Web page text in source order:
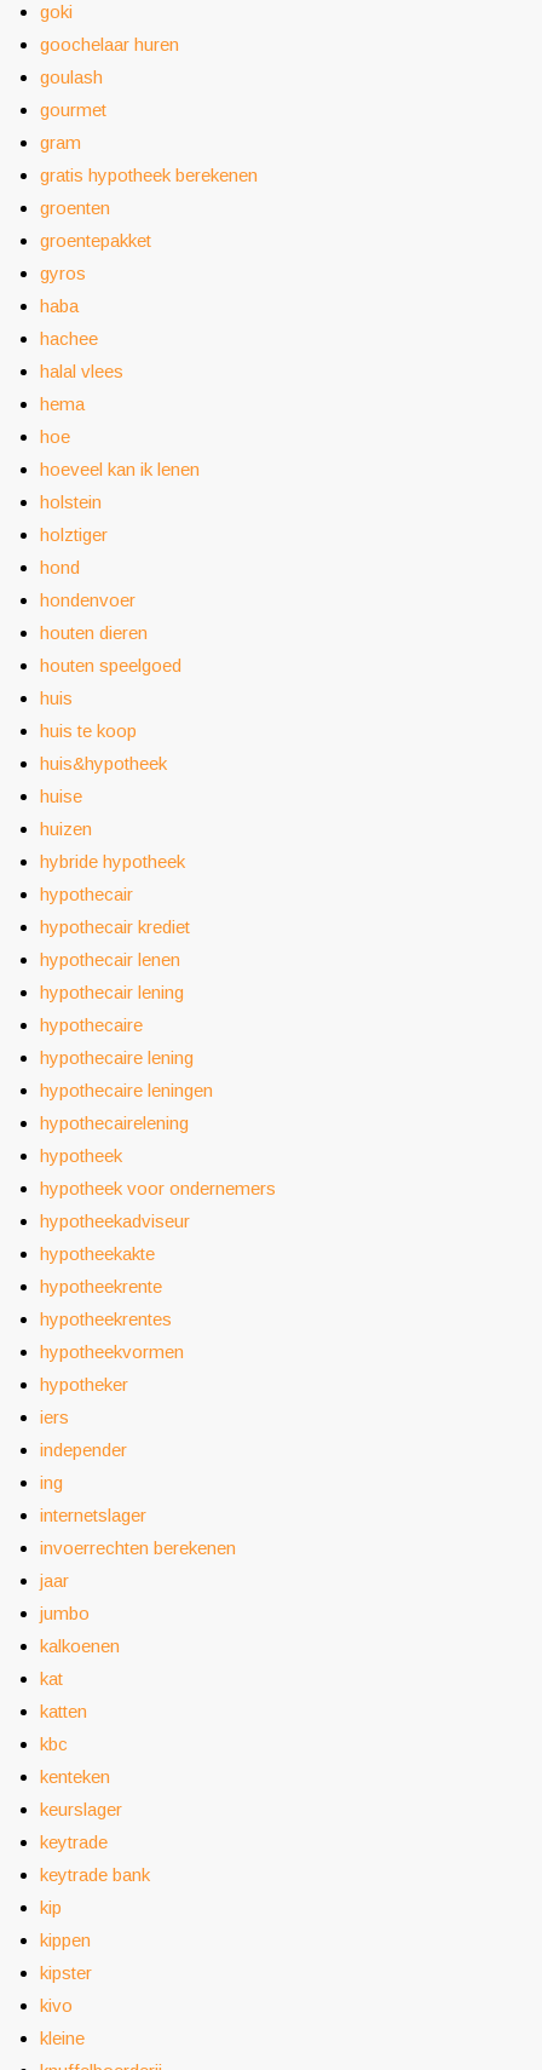
goki
goochelaar huren
goulash
gourmet
gram
gratis hypotheek berekenen
groenten
groentepakket
gyros
haba
hachee
halal vlees
hema
hoe
hoeveel kan ik lenen
holstein
holztiger
hond
hondenvoer
houten dieren
houten speelgoed
huis
huis te koop
huis&hypotheek
huise
huizen
hybride hypotheek
hypothecair
hypothecair krediet
hypothecair lenen
hypothecair lening
hypothecaire
hypothecaire lening
hypothecaire leningen
hypothecairelening
hypotheek
hypotheek voor ondernemers
hypotheekadviseur
hypotheekakte
hypotheekrente
hypotheekrentes
hypotheekvormen
hypotheker
iers
independer
ing
internetslager
invoerrechten berekenen
jaar
jumbo
kalkoenen
kat
katten
kbc
kenteken
keurslager
keytrade
keytrade bank
kip
kippen
kipster
kivo
kleine